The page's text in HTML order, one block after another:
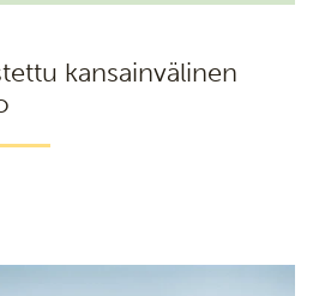
kansainvälinen